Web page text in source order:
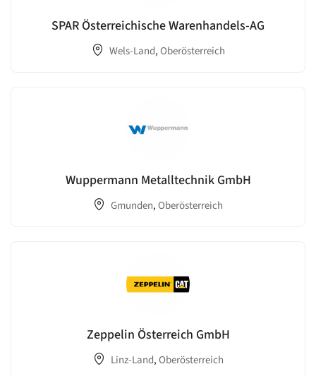
SPAR Österreichische Warenhandels-AG
Wels-Land,Oberösterreich
Wuppermann Metalltechnik GmbH
Gmunden,Oberösterreich
Zeppelin Österreich GmbH
Linz-Land,Oberösterreich